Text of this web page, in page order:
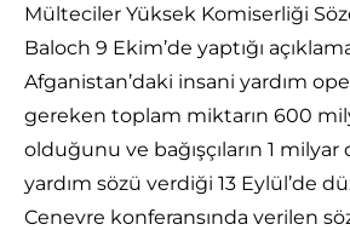
Mülteciler Yüksek Komiserliği
Baloch 9 Ekim’de yaptığı
Afganistan’daki insani yardım
gereken toplam miktarın 600
olduğunu ve bağışçıların 1 milyar
yardım sözü verdiği 13 Eylül’de
Cenevre konferansında verilen